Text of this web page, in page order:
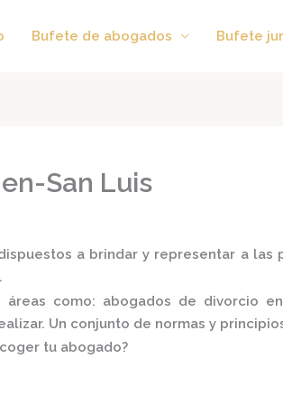
Bufete de abogados Bufete
San Luis
a brindar y representar a
como: abogados de divorcio
Un conjunto de normas y
tu abogado?